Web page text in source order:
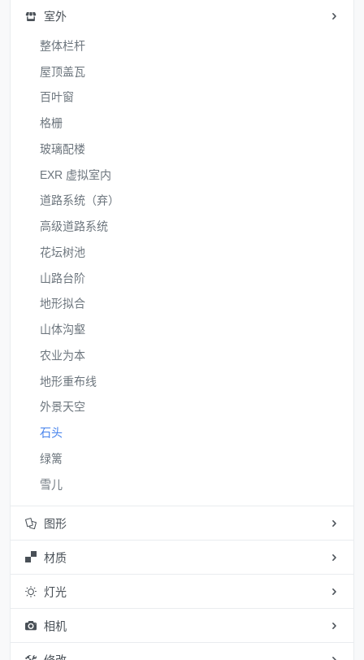
室外
整体栏杆
屋顶盖瓦
百叶窗
格栅
玻璃配楼
EXR 虚拟室内
道路系统（弃）
高级道路系统
花坛树池
山路台阶
地形拟合
山体沟壑
农业为本
地形重布线
外景天空
石头
绿篱
雪儿
图形
材质
灯光
相机